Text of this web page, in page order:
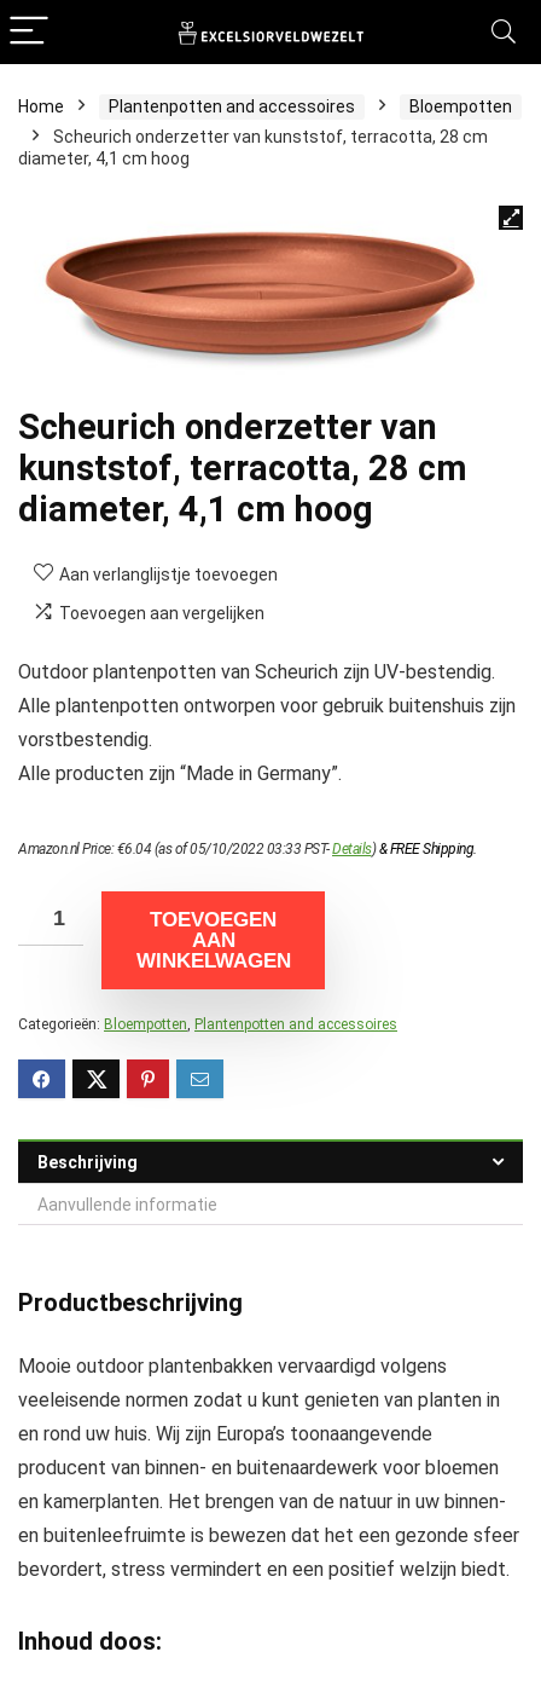
Home Plantenpotten and accessoires
Bloempotten
Scheurich onderzetter van kunststof, terracotta, 28 cm
diameter, 4,1 cm hoog
Scheurich onderzetter van
kunststof, terracotta, 28 cm
diameter, 4,1 cm hoog
Aan verlanglijstje toevoegen
Toevoegen aan vergelijken
Outdoor plantenpotten van Scheurich zijn UV-bestendig.
Alle plantenpotten ontworpen voor gebruik buitenshuis zijn
vorstbestendig.
Alle producten zijn “Made in Germany”.
Amazon.nl Price:€6.04 (as of 05/10/2022 03:33 PST-Details)&FREE Shipping.
TOEVOEGEN
AAN
WINKELWAGEN
Categorieën: Bloempotten, Plantenpotten and accessoires
Beschrijving
Aanvullende informatie
Productbeschrijving
Mooie outdoor plantenbakken vervaardigd volgens
veeleisende normen zodat u kunt genieten van planten in
en rond uw huis. Wij zijn Europa’s toonaangevende
producent van binnen- en buitenaardewerk voor bloemen
en kamerplanten. Het brengen van de natuur in uw binnen-
en buitenleefruimte is bewezen dat het een gezonde sfeer
bevordert, stress vermindert en een positief welzijn biedt.
Inhoud doos: